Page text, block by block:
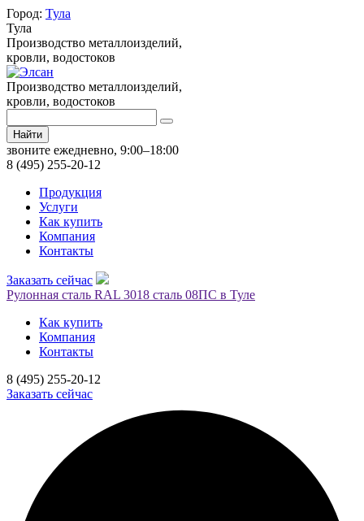
Город: Тула
Тула
Производство металлоизделий,
кровли, водостоков
Производство металлоизделий,
кровли, водостоков
Найти
звоните ежедневно, 9:00–18:00
8 (495) 255-20-12
Продукция
Услуги
Как купить
Компания
Контакты
Заказать сейчас
Рулонная сталь RAL 3018 сталь 08ПС в Туле
Как купить
Компания
Контакты
8 (495) 255-20-12
Заказать сейчас